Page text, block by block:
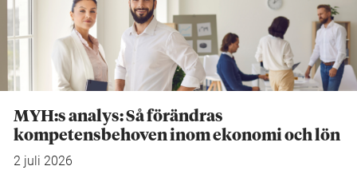
MYH:s analys: Så förändras
kompetensbehoven inom ekonomi och lön
2 juli 2026